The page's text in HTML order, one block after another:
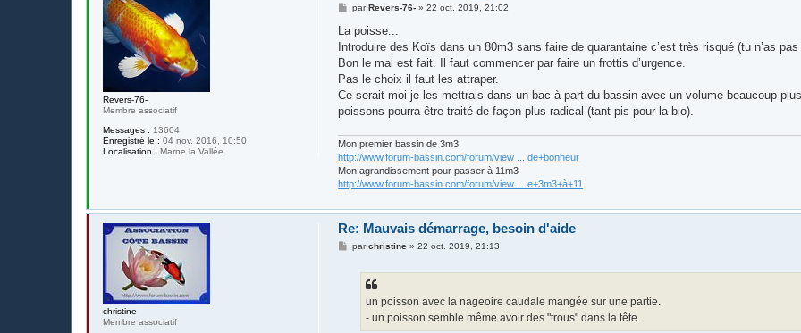
Revers-76-
Membre associatif
Messages : 13604
Enregistré le : 04 nov. 2016, 10:50
Localisation : Marne la Vallée
M
s
a
g
parRevers-76- »22 oct. 2019, 21:02
La poisse...
Introduire des Koïs dans un 80m3 sans faire de quarantaine c’est très risqué (tu n’as
Bon le mal est fait. Il faut commencer par faire un frottis d’urgence.
Pas le choix il faut les attraper.
Ce serait moi je les mettrais dans un bac à part du bassin avec un volume beaucoup
poissons pourra être traité de façon plus radical (tant pis pour la bio).
Mon premier bassin de 3m3
http://www.forum-bassin.com/forum/view ... de+bonheur
Mon agrandissement pour passer à 11m3
http://www.forum-bassin.com/forum/view ... e+3m3+à+11
christine
Membre associatif
Re: Mauvais démarrage, besoin d'aide
Mparchristine »22 oct. 2019, 21:13
un poisson avec la nageoire caudale mangée sur une partie.
- un poisson semble même avoir des "trous" dans la tête.